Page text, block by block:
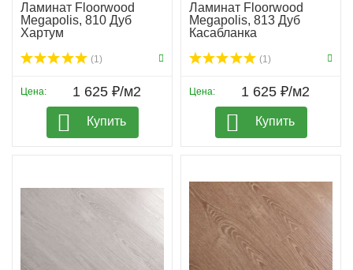
Ламинат Floorwood
Megapolis, 810 Дуб
Хартум
(1)
Цена: 1 625 ₽/м2
Купить
Ламинат Floorwood
Megapolis, 813 Дуб
Касабланка
(1)
Цена: 1 625 ₽/м2
Купить